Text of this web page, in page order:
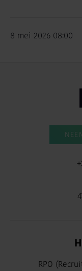
8 mei 2026 08:00
RPO